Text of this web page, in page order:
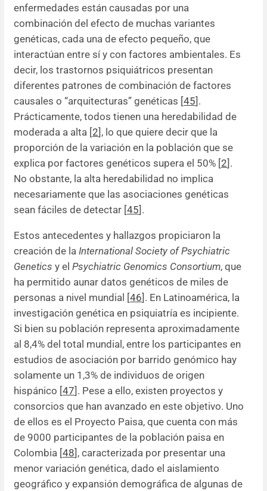
enfermedades están causadas por una
combinación del efecto de muchas variantes
genéticas, cada una de efecto pequeño, que
interactúan entre sí y con factores ambientales. Es
decir, los trastornos psiquiátricos presentan
diferentes patrones de combinación de factores
causales o “arquitecturas” genéticas [45].
Prácticamente, todos tienen una heredabilidad de
moderada a alta [2], lo que quiere decir que la
proporción de la variación en la población que se
explica por factores genéticos supera el 50% [2].
No obstante, la alta heredabilidad no implica
necesariamente que las asociaciones genéticas
sean fáciles de detectar [45].
Estos antecedentes y hallazgos propiciaron la
creación de la International Society of Psychiatric
Genetics y el Psychiatric Genomics Consortium, que
ha permitido aunar datos genéticos de miles de
personas a nivel mundial [46]. En Latinoamérica, la
investigación genética en psiquiatría es incipiente.
Si bien su población representa aproximadamente
al 8,4% del total mundial, entre los participantes en
estudios de asociación por barrido genómico hay
solamente un 1,3% de individuos de origen
hispánico [47]. Pese a ello, existen proyectos y
consorcios que han avanzado en este objetivo. Uno
de ellos es el Proyecto Paisa, que cuenta con más
de 9000 participantes de la población paisa en
Colombia [48], caracterizada por presentar una
menor variación genética, dado el aislamiento
geográfico y expansión demográfica de algunas de